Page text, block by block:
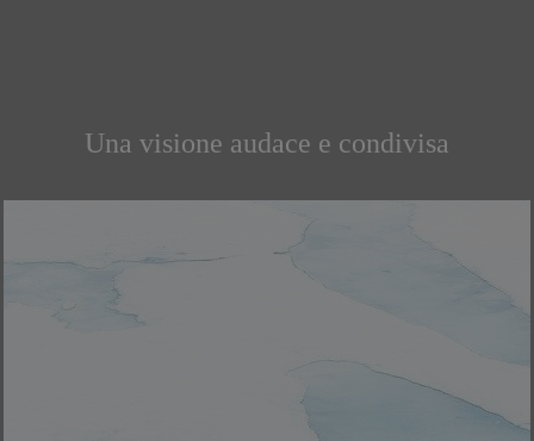
Una visione audace e condivisa